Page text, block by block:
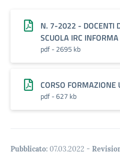
N. 7-2022 - DOCENTI
SCUOLA IRC INFORMA
pdf - 2695 kb
CORSO FORMAZIONE
pdf - 627 kb
Pubblicato: 07.03.2022 -